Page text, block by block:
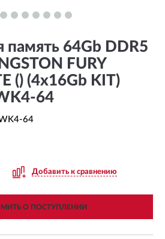
память 64Gb DDR5
FURY
() (4x16Gb KIT)
64
64
Добавить к сравнению
О ПОСТУПЛЕНИИ